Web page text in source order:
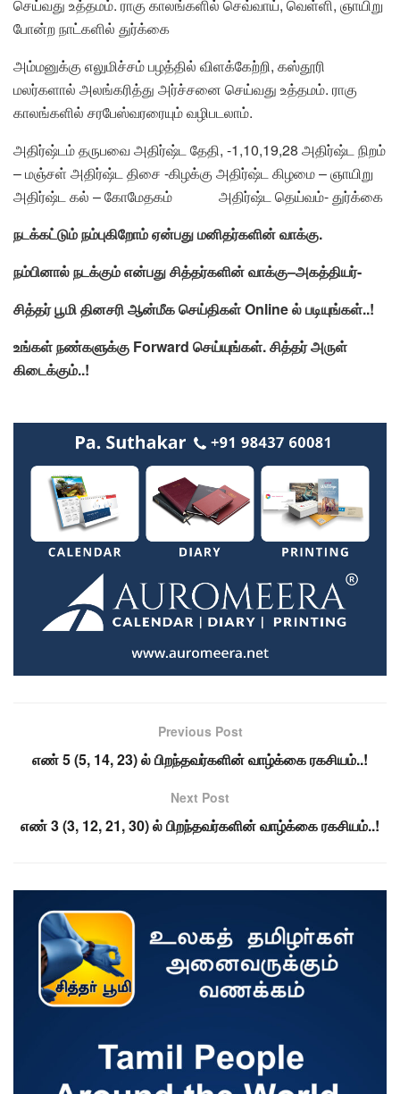
செய்வது உத்தமம். ராகு காலங்களில் செவ்வாய், வெள்ளி, ஞாயிறு
போன்ற நாட்களில் துர்க்கை
அம்மனுக்கு எலுமிச்சம் பழத்தில் விளக்கேற்றி, கஸ்தூரி
மலர்களால் அலங்கரித்து அர்ச்சனை செய்வது உத்தமம். ராகு
காலங்களில் சரபேஸ்வரரையும் வழிபடலாம்.
அதிர்ஷ்டம் தருபவை அதிர்ஷ்ட தேதி, -1,10,19,28 அதிர்ஷ்ட நிறம்
– மஞ்சள் அதிர்ஷ்ட திசை -கிழக்கு அதிர்ஷ்ட கிழமை – ஞாயிறு
அதிர்ஷ்ட கல் – கோமேதகம் அதிர்ஷ்ட தெய்வம்- துர்க்கை
நடக்கட்டும்நம்புகிறோம்ஏன்பதுமனிதர்களின்வாக்கு.
நம்பினால்நடக்கும்என்பதுசித்தர்களின்வாக்கு–அகத்தியர்-
சித்தர்பூமிதினசரிஆன்மீகசெய்திகள்Onlineல் படியுங்கள்..!
உங்கள் நண்களுக்கு Forward செய்யுங்கள்.சித்தர் அருள்
கிடைக்கும்..!
Previous Post
எண் 5 (5, 14, 23) ல் பிறந்தவர்களின் வாழ்க்கை ரகசியம்..!
Next Post
எண் 3 (3, 12, 21, 30) ல் பிறந்தவர்களின் வாழ்க்கை ரகசியம்..!